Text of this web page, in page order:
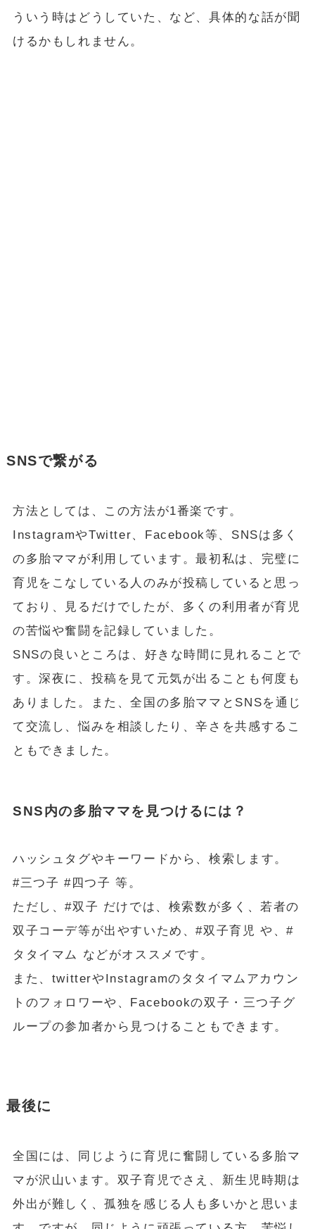
ういう時はどうしていた、など、具体的な話が聞
けるかもしれません。
SNSで繋がる
方法としては、この方法が1番楽です。
InstagramやTwitter、Facebook等、SNSは多く
の多胎ママが利用しています。最初私は、完璧に
育児をこなしている人のみが投稿していると思っ
ており、見るだけでしたが、多くの利用者が育児
の苦悩や奮闘を記録していました。
SNSの良いところは、好きな時間に見れることで
す。深夜に、投稿を見て元気が出ることも何度も
ありました。また、全国の多胎ママとSNSを通じ
て交流し、悩みを相談したり、辛さを共感するこ
ともできました。
SNS内の多胎ママを見つけるには？
ハッシュタグやキーワードから、検索します。
#三つ子 #四つ子 等。
ただし、#双子 だけでは、検索数が多く、若者の
双子コーデ等が出やすいため、#双子育児 や、#
タタイマム などがオススメです。
また、twitterやInstagramのタタイマムアカウン
トのフォロワーや、Facebookの双子・三つ子グ
ループの参加者から見つけることもできます。
最後に
全国には、同じように育児に奮闘している多胎マ
マが沢山います。双子育児でさえ、新生児時期は
外出が難しく、孤独を感じる人も多いかと思いま